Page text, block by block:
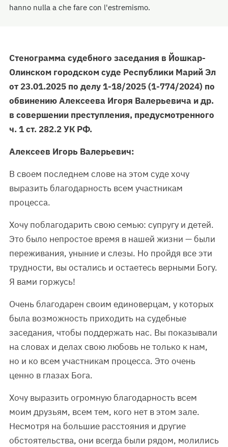
hanno nulla a che fare con l'estremismo.
Стенограмма судебного заседания в Йошкар-
Олинском городском суде Республики Марий Эл
от 23.01.2025 по делу 1-18/2025 (1-774/2024) по
обвинению Алексеева Игоря Валерьевича и др.
в совершении преступления, предусмотренного
ч. 1 ст. 282.2 УК РФ.
Алексеев Игорь Валерьевич:
В своем последнем слове на этом суде хочу
выразить благодарность всем участникам
процесса.
Хочу поблагодарить свою семью: супругу и детей.
Это было непростое время в нашей жизни — были
переживания, уныние и слезы. Но пройдя все эти
трудности, вы остались и остаетесь верными Богу.
Я вами горжусь!
Очень благодарен своим единоверцам, у которых
была возможность приходить на судебные
заседания, чтобы поддержать нас. Вы показывали
на словах и делах свою любовь не только к нам,
но и ко всем участникам процесса. Это очень
ценно в глазах Бога.
Хочу выразить огромную благодарность всем
моим друзьям, всем тем, кого нет в этом зале.
Несмотря на большие расстояния и другие
обстоятельства, они всегда были рядом, молились